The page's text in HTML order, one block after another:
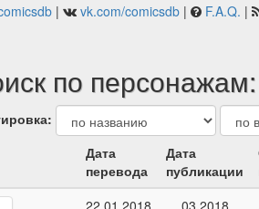
| vk.com/comicsdb | F.A.Q. |
по
Дата
перевода
Дата
публикации